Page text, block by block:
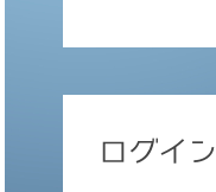
ログイン